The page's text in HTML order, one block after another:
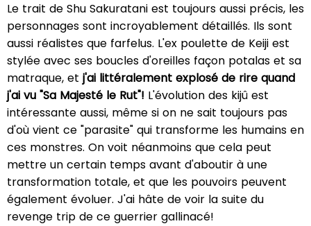
Le trait de Shu Sakuratani est toujours aussi précis, les
personnages sont incroyablement détaillés. Ils sont
aussi réalistes que farfelus. L'ex poulette de Keiji est
stylée avec ses boucles d'oreilles façon potalas et sa
matraque, et j'ai littéralement explosé de rire quand
j'ai vu "Sa Majesté le Rut"! L'évolution des kijû est
intéressante aussi, même si on ne sait toujours pas
d'où vient ce "parasite" qui transforme les humains en
ces monstres. On voit néanmoins que cela peut
mettre un certain temps avant d'aboutir à une
transformation totale, et que les pouvoirs peuvent
également évoluer. J'ai hâte de voir la suite du
revenge trip de ce guerrier gallinacé!